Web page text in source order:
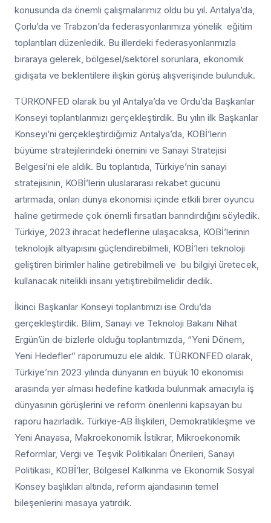
konusunda da önemli çalışmalarımız oldu bu yıl. Antalya’da,
Çorlu’da ve Trabzon’da federasyonlarımıza yönelik eğitim
toplantıları düzenledik. Bu illerdeki federasyonlarımızla
biraraya gelerek, bölgesel/sektörel sorunlara, ekonomik
gidişata ve beklentilere ilişkin görüş alışverişinde bulunduk.
TÜRKONFED olarak bu yıl Antalya’da ve Ordu’da Başkanlar
Konseyi toplantılarımızı gerçekleştirdik. Bu yılın ilk Başkanlar
Konseyi’ni gerçekleştirdiğimiz Antalya’da, KOBİ’lerin
büyüme stratejilerindeki önemini ve Sanayi Stratejisi
Belgesi’ni ele aldık. Bu toplantıda, Türkiye’nin sanayi
stratejisinin, KOBİ’lerin uluslararası rekabet gücünü
artırmada, onları dünya ekonomisi içinde etkili birer oyuncu
haline getirmede çok önemli fırsatları barındırdığını söyledik.
Türkiye, 2023 ihracat hedeflerine ulaşacaksa, KOBİ’lerinin
teknolojik altyapısını güçlendirebilmeli, KOBİ’leri teknoloji
geliştiren birimler haline getirebilmeli ve bu bilgiyi üretecek,
kullanacak nitelikli insanı yetiştirebilmelidir dedik.
İkinci Başkanlar Konseyi toplantımızı ise Ordu’da
gerçekleştirdik. Bilim, Sanayi ve Teknoloji Bakanı Nihat
Ergün’ün de bizlerle olduğu toplantımızda, “Yeni Dönem,
Yeni Hedefler” raporumuzu ele aldık. TÜRKONFED olarak,
Türkiye’nin 2023 yılında dünyanın en büyük 10 ekonomisi
arasında yer alması hedefine katkıda bulunmak amacıyla iş
dünyasının görüşlerini ve reform önerilerini kapsayan bu
raporu hazırladık. Türkiye-AB İlişkileri, Demokratikleşme ve
Yeni Anayasa, Makroekonomik İstikrar, Mikroekonomik
Reformlar, Vergi ve Teşvik Politikaları Önerileri, Sanayi
Politikası, KOBİ’ler, Bölgesel Kalkınma ve Ekonomik Sosyal
Konsey başlıkları altında, reform ajandasının temel
bileşenlerini masaya yatırdık.